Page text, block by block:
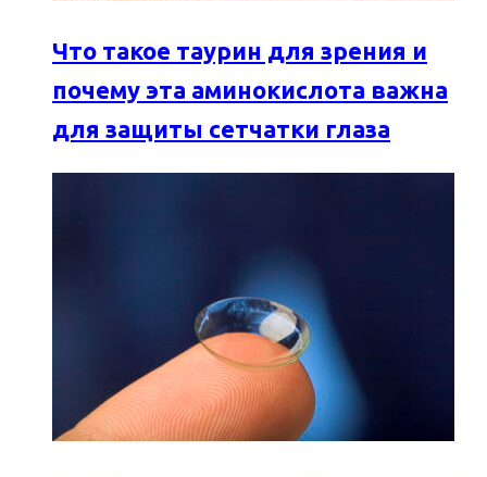
Что такое таурин для зрения и
почему эта аминокислота важна
для защиты сетчатки глаза